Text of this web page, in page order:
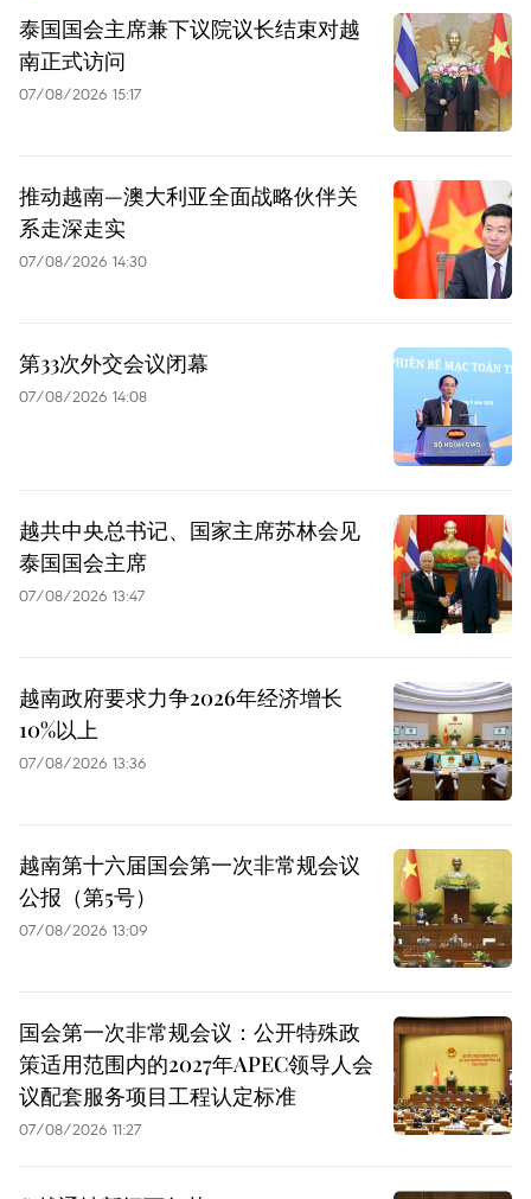
泰国国会主席兼下议院议长结束对越
南正式访问
07/08/2026 15:17
推动越南—澳大利亚全面战略伙伴关
系走深走实
07/08/2026 14:30
第33次外交会议闭幕
07/08/2026 14:08
越共中央总书记、国家主席苏林会见
泰国国会主席
07/08/2026 13:47
越南政府要求力争2026年经济增长
10%以上
07/08/2026 13:36
越南第十六届国会第一次非常规会议
公报（第5号）
07/08/2026 13:09
国会第一次非常规会议：公开特殊政
策适用范围内的2027年APEC领导人会
议配套服务项目工程认定标准
07/08/2026 11:27